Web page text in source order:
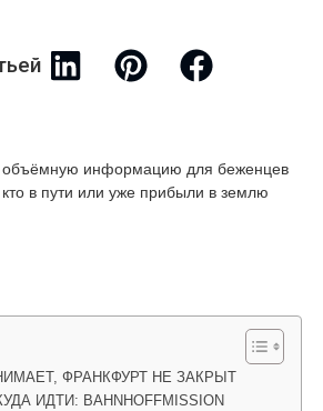
объёмную информацию для беженцев
в пути или уже прибыли в зeмлю
ФРАНКФУРТ НЕ ЗАКРЫТ
ИДТИ: BAHNHOFFMISSION